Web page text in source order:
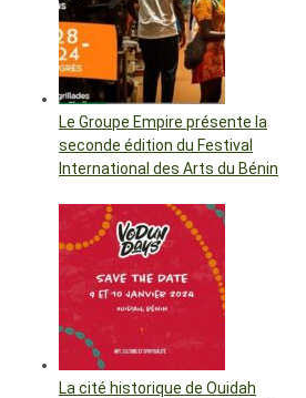
Le Groupe Empire présente la
seconde édition du Festival
International des Arts du Bénin
La cité historique de Ouidah